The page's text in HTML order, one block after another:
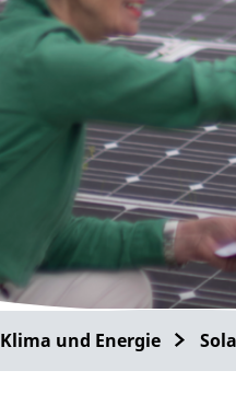
Klima und Energie